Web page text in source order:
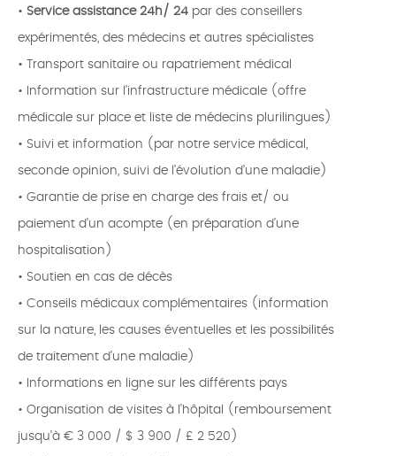
• Service assistance 24h/ 24 par des conseillers
expérimentés, des médecins et autres spécialistes
• Transport sanitaire ou rapatriement médical
• Information sur l’infrastructure médicale (offre
médicale sur place et liste de médecins plurilingues)
• Suivi et information (par notre service médical,
seconde opinion, suivi de l’évolution d’une maladie)
• Garantie de prise en charge des frais et/ ou
paiement d’un acompte (en préparation d’une
hospitalisation)
• Soutien en cas de décès
• Conseils médicaux complémentaires (information
sur la nature, les causes éventuelles et les possibilités
de traitement d’une maladie)
• Informations en ligne sur les différents pays
• Organisation de visites à l’hôpital (remboursement
jusqu’à € 3 000 / $ 3 900 / £ 2 520)